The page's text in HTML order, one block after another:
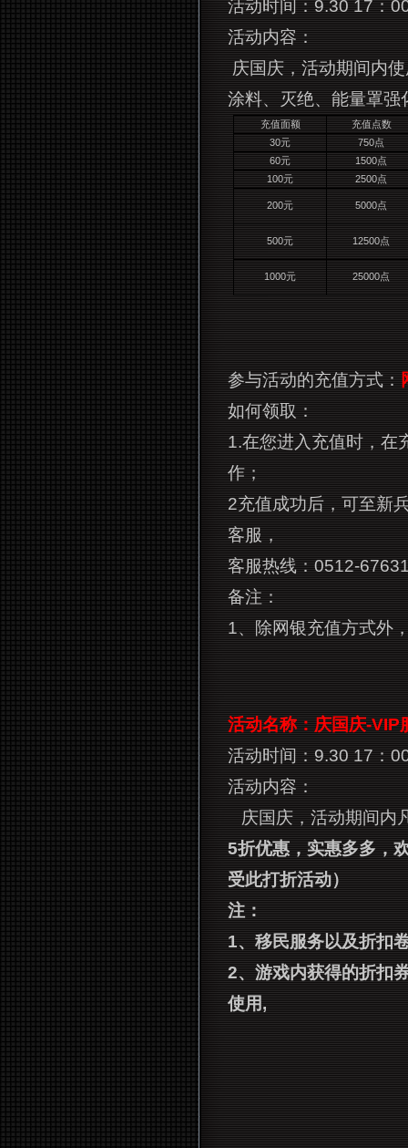
活动时间：9.30 17：
活动内容：
庆国庆，活动期间内
涂料、灭绝、能量罩强
充值面额
充值点数
30元 750点
60元 1500点
100元 2500点
200元 5000点
500元 12500点
1000元 25000点
参与活动的充值方式：
如何领取：
1.在您进入充值时，在
作；
2充值成功后，可至新
客服，
客服热线：0512-
备注：
1、除网银充值方式外
活动名称：庆国庆-VIP
活动时间：9.30 17：
活动内容：
庆国庆，活动期间内
5折优惠，实惠多多，
受此打折活动）
注：
1、移民服务以及折扣
2、游戏内获得的折扣
使用,